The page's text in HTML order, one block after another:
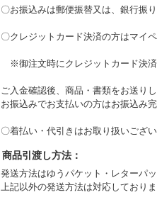
〇お振込みは郵便振替又は、銀行
〇クレジットカード決済の方はマイ
※御注文時にクレジットカード決
ご入金確認後、商品・書類をお送り
お振込みでお支払いの方はお振込み
〇着払い・代引きはお取り扱いござ
商品引渡し方法：
発送方法はゆうパケット・レターパ
上記以外の発送方法は対応しており